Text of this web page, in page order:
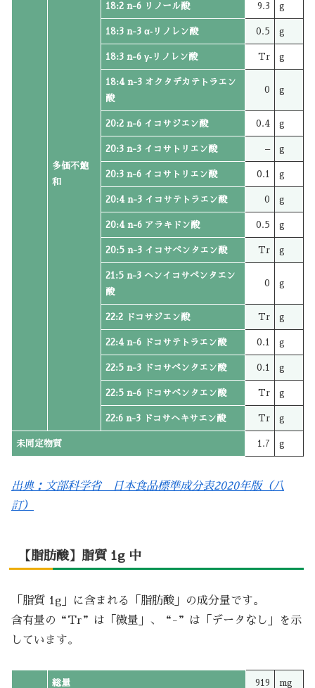
多価不飽
和
18:2 n-6 リノール酸 9.3 g
18:3 n-3 α‐リノレン酸 0.5 g
18:3 n-6 γ‐リノレン酸 Tr g
18:4 n-3 オクタデカテトラエン
酸
0 g
20:2 n-6 イコサジエン酸 0.4 g
20:3 n-3 イコサトリエン酸 – g
20:3 n-6 イコサトリエン酸 0.1 g
20:4 n-3 イコサテトラエン酸 0 g
20:4 n-6 アラキドン酸 0.5 g
20:5 n-3 イコサペンタエン酸 Tr g
21:5 n-3 ヘンイコサペンタエン
酸
0 g
22:2 ドコサジエン酸 Tr g
22:4 n-6 ドコサテトラエン酸 0.1 g
22:5 n-3 ドコサペンタエン酸 0.1 g
22:5 n-6 ドコサペンタエン酸 Tr g
22:6 n-3 ドコサヘキサエン酸 Tr g
未同定物質 1.7 g
出典：文部科学省 日本食品標準成分表2020年版（八
訂）
【脂肪酸】脂質 1g 中
「脂質 1g」に含まれる「脂肪酸」の成分量です。
含有量の“Tr”は「微量」、“-”は「データなし」を示
しています。
総量 919 mg